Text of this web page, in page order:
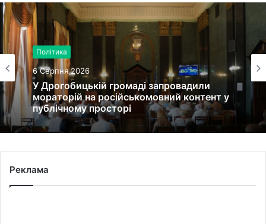
Політика
6 Серпня 2026
У Дрогобицькій громаді запровадили
мораторій на російськомовний контент у
публічному просторі
Реклама